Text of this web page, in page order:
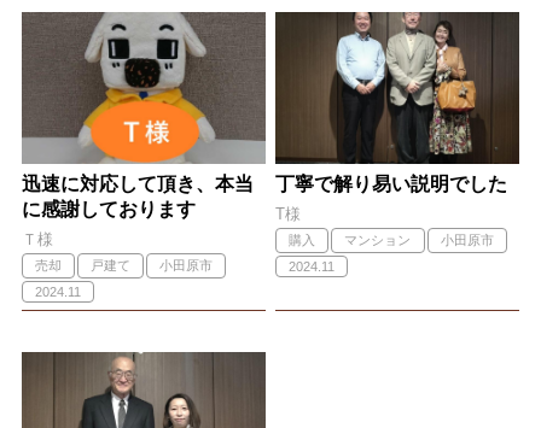
迅速に対応して頂き、本当
に感謝しております
Ｔ様
売却 戸建て
小田原市
2024.11
丁寧で解り易い説明でした
T様
購入 マンション
小田原市
2024.11